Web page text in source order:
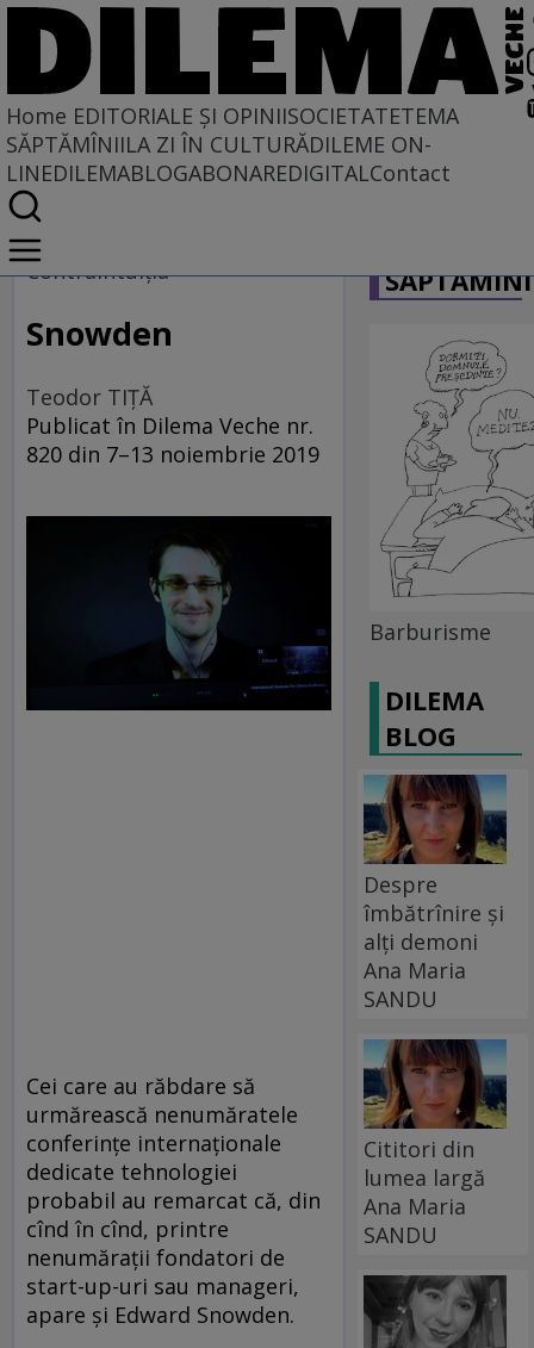
Home EDITORIALE ȘI OPINIISOCIETATETEMA
SĂPTĂMÎNIILA ZI ÎN CULTURĂDILEME ON-
LINEDILEMABLOGABONAREDIGITALContact
Home
EDITORIALE ȘI OPINII
PE CE LUME TRĂIM
Contraintuiţia
Snowden
Teodor TIŢĂ
Publicat în Dilema Veche nr.
820 din 7–13 noiembrie 2019
Cei care au răbdare să
urmărească nenumăratele
conferințe internaționale
dedicate tehnologiei
probabil au remarcat că, din
cînd în cînd, printre
nenumărații fondatori de
start-up-uri sau manageri,
apare și Edward Snowden.
Barburisme
DILEMA
BLOG
Despre
îmbătrînire și
alți demoni
Ana Maria
SANDU
Cititori din
lumea largă
Ana Maria
SANDU